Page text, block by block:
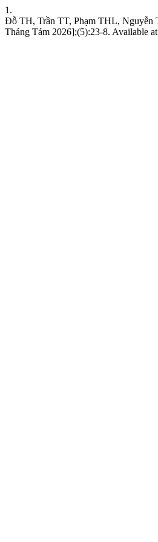
1.
Đỗ TH, Trần TT, Phạm THL, Nguyễn
Tháng Tám 2026];(5):23-8. Available